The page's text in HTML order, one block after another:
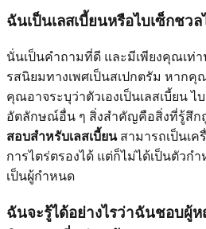
ฉันเป็นเลสเบี้ยนหรือไบเซ็กชว
นั่นเป็นคำถามที่ดี และมีเพียงคุณเท่
รสนิยมทางเพศเป็นสเปกตรัม หาก
คุณอาจระบุว่าตัวเองเป็นเลสเบี้ยน
อัตลักษณ์อื่น ๆ สิ่งสำคัญคือสิ่งที่รู้สึ
สอบสำหรับเลสเบี้ยนสามารถเป็นเค
การไตร่ตรองได้ แต่ก็ไม่ได้เป็นตัว
เป็นผู้กำหนด
ฉันจะรู้ได้อย่างไรว่าฉันชอบผู้ห